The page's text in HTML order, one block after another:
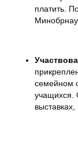
платить.
семейном
учащихся.
выставках,